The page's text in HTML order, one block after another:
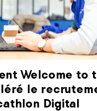
Welcome to
le
Digital